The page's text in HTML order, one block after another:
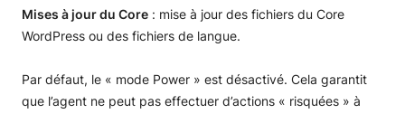
Mises à jour du Core : mise à jour des fichiers du Core
WordPress ou des fichiers de langue.
Par défaut, le « mode Power » est désactivé. Cela garantit
que l’agent ne peut pas effectuer d’actions « risquées » à